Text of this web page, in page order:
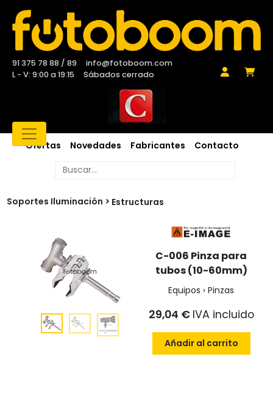
91 375 78 88 / 89
info@fotoboom.com
L - V: 9:00 a 19:15
Sábados cerrado
Ofertas Novedades Fabricantes Contacto
Soportes Iluminación Estructuras
C-006 Pinza para
tubos (10-60mm)
Equipos › Pinzas
29,04 € IVA incluido
Añadir al carrito